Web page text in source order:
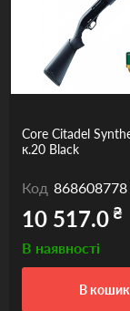
Core Citadel
к.20 Black
Код 868608778
10 517.0₴
В наявності
в кошик